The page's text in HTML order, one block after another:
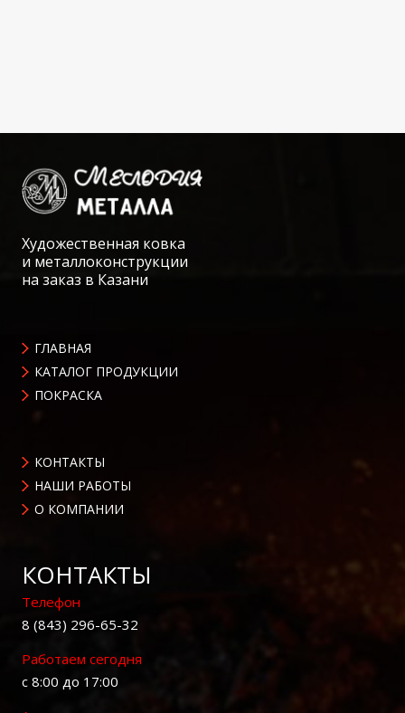
Художественная ковка
и металлоконструкции
на заказ в Казани
ГЛАВНАЯ
КАТАЛОГ ПРОДУКЦИИ
ПОКРАСКА
КОНТАКТЫ
НАШИ РАБОТЫ
О КОМПАНИИ
КОНТАКТЫ
Телефон
8 (843) 296-65-32
Работаем сегодня
с 8:00 до 17:00